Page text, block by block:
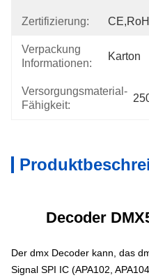
Zertifizierung:
Verpackung
Informationen:
Karton
Versorgungsmaterial-
Fähigkeit:
Decoder
Der dmx Decoder kann, das
Signal SPI IC (APA102,